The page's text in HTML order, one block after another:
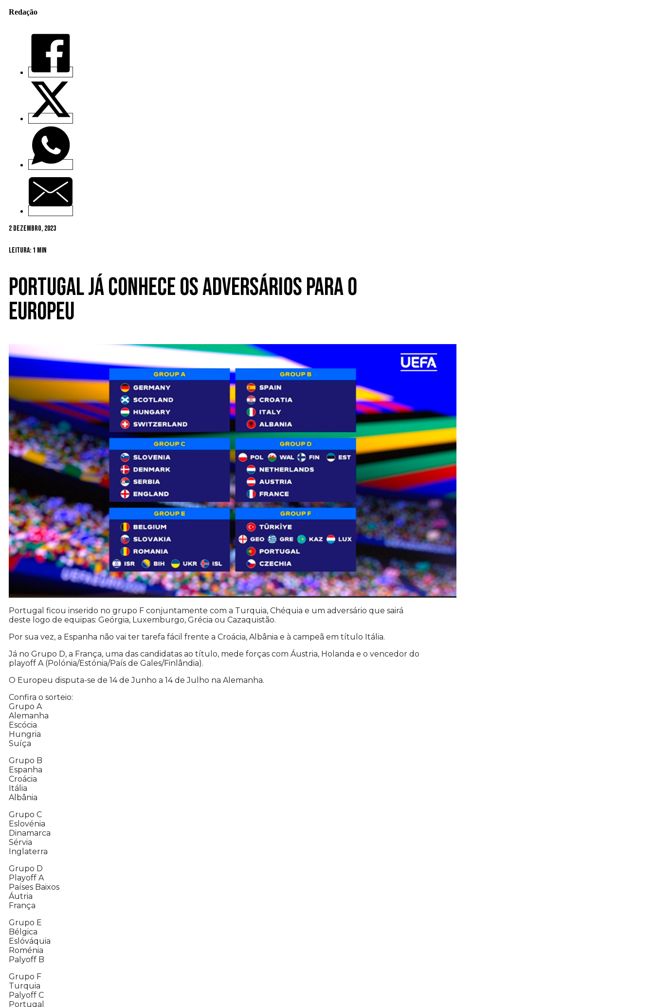
Redação
2 Dezembro, 2023
Leitura: 1 min
Portugal já conhece os adversários para o
Europeu
Portugal ficou inserido no grupo F conjuntamente com a Turquia, Chéquia e um adversário que sairá
deste logo de equipas: Geórgia, Luxemburgo, Grécia ou Cazaquistão.
Por sua vez, a Espanha não vai ter tarefa fácil frente a Croácia, Albânia e à campeã em título Itália.
Já no Grupo D, a França, uma das candidatas ao título, mede forças com Áustria, Holanda e o vencedor do
playoff A (Polónia/Estónia/País de Gales/Finlândia).
O Europeu disputa-se de 14 de Junho a 14 de Julho na Alemanha.
Confira o sorteio:
Grupo A
Alemanha
Escócia
Hungria
Suíça
Grupo B
Espanha
Croácia
Itália
Albânia
Grupo C
Eslovénia
Dinamarca
Sérvia
Inglaterra
Grupo D
Playoff A
Países Baixos
Áutria
França
Grupo E
Bélgica
Eslóváquia
Roménia
Palyoff B
Grupo F
Turquia
Palyoff C
Portugal